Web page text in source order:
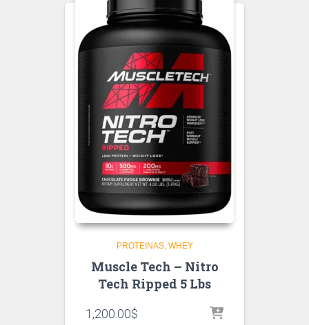
PROTEINAS WHEY
Muscle Tech – Nitro
Tech Ripped 5 Lbs
1,200.00$